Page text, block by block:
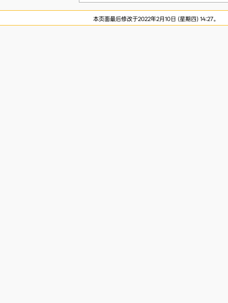
本页面最后修改于2022年2月10日 (星期四) 14:27。